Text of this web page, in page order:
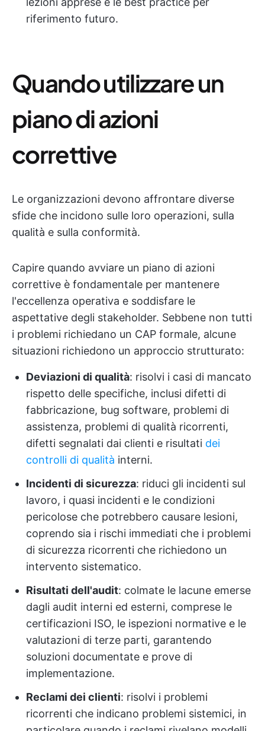
riferimento futuro.
Quando utilizzare un
piano di azioni
correttive
Le organizzazioni devono affrontare diverse
sfide che incidono sulle loro operazioni, sulla
qualità e sulla conformità.
Capire quando avviare un piano di azioni
correttive è fondamentale per mantenere
l'eccellenza operativa e soddisfare le
aspettative degli stakeholder. Sebbene non tutti
i problemi richiedano un CAP formale, alcune
situazioni richiedono un approccio strutturato:
Deviazioni di qualità: risolvi i casi di mancato
rispetto delle specifiche, inclusi difetti di
fabbricazione, bug software, problemi di
assistenza, problemi di qualità ricorrenti,
difetti segnalati dai clienti e risultati dei
controlli di qualità interni.
Incidenti di sicurezza: riduci gli incidenti sul
lavoro, i quasi incidenti e le condizioni
pericolose che potrebbero causare lesioni,
coprendo sia i rischi immediati che i problemi
di sicurezza ricorrenti che richiedono un
intervento sistematico.
Risultati dell'audit: colmate le lacune emerse
dagli audit interni ed esterni, comprese le
certificazioni ISO, le ispezioni normative e le
valutazioni di terze parti, garantendo
soluzioni documentate e prove di
implementazione.
Reclami dei clienti: risolvi i problemi
ricorrenti che indicano problemi sistemici, in